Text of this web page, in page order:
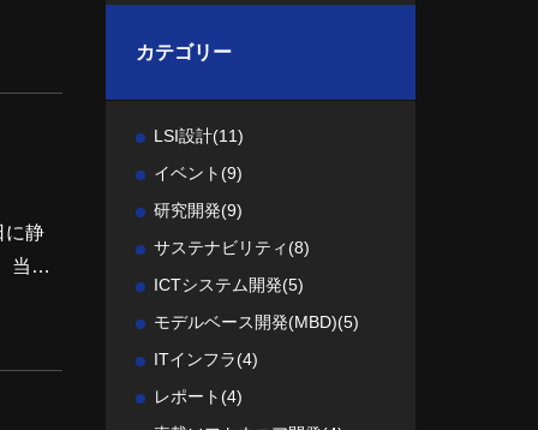
。
当社
カテゴリー
LSI設計(11)
イベント (9)
研究開発(9)
サステナビリティ (8)
ICTシステム開発(5)
モデルベース開発(MBD)(5)
ITインフラ(4)
レポート (4)